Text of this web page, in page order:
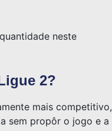
neste
2?
mais competitivo,
sem propôr o jogo e a